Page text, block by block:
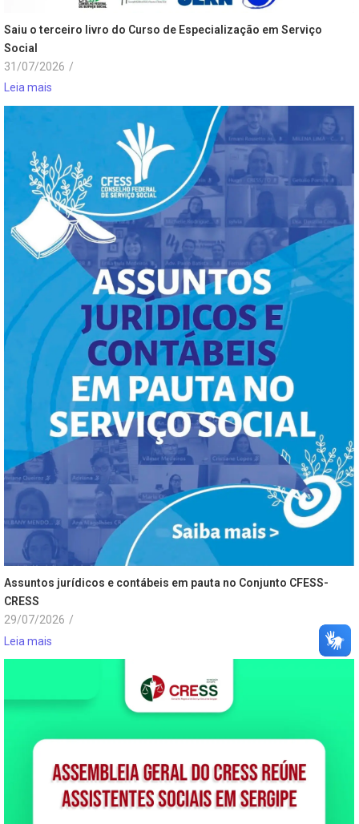
Saiu o terceiro livro do Curso de Especialização em Serviço
Social
31/07/2026 /
Leia mais
Assuntos jurídicos e contábeis em pauta no Conjunto CFESS-
CRESS
29/07/2026 /
Leia mais